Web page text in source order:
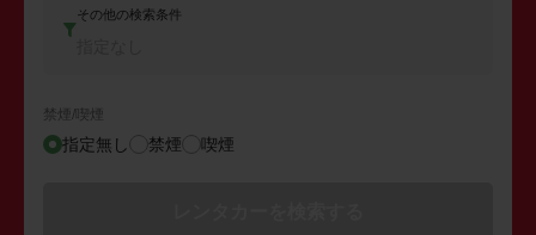
その他の検索条件
禁煙/喫煙
指定無し 禁煙 喫煙